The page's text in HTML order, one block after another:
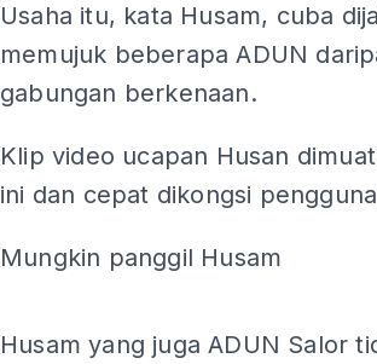
Usaha itu, kata Husam, cuba
memujuk beberapa ADUN
gabungan berkenaan.
Klip video ucapan Husan
ini dan cepat dikongsi
Mungkin panggil Husam
Husam yang juga ADUN Salor